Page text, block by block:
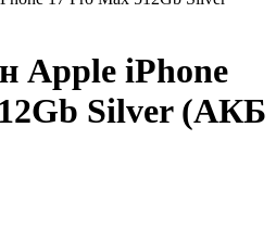
Apple iPhone
Silver (АКБ